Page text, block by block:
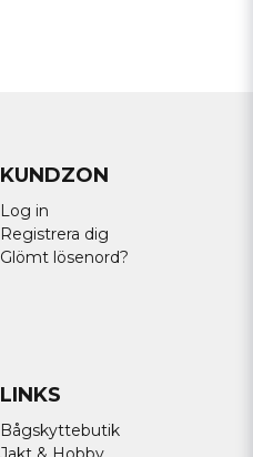
KUNDZON
Log in
Registrera dig
Glömt lösenord?
LINKS
Bågskyttebutik